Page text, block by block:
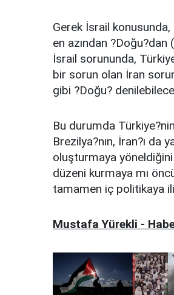
Gerek İsrail
en azından
İsrail sorununda,
bir sorun olan İran
gibi ?Doğu?
Bu durumda
Brezilya?nın, İran?ı da
oluşturmaya
düzeni kurmaya mı
tamamen iç politikaya
Mustafa Yürekli -